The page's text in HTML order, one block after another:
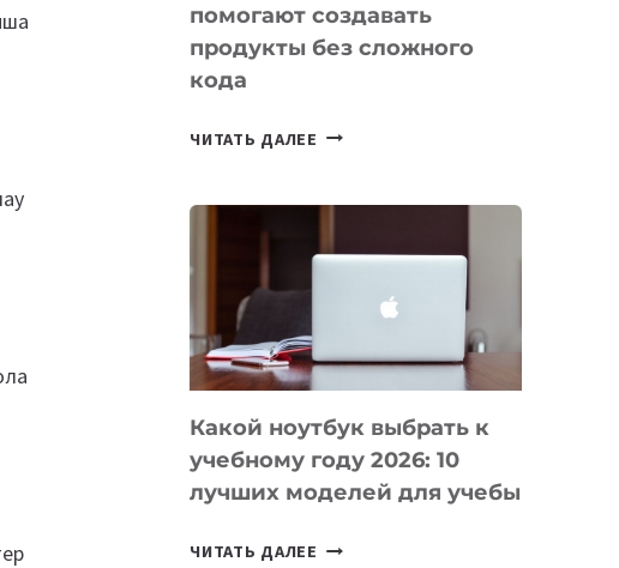
помогают создавать
продукты без сложного
кода
ЧИТАТЬ ДАЛЕЕ
КОТОРЫЕ
СОЗДАВАТЬ
БЕЗ
КОДА
Какой ноутбук выбрать к
учебному году 2026: 10
лучших моделей для учебы
ЧИТАТЬ ДАЛЕЕ КАКОЙ